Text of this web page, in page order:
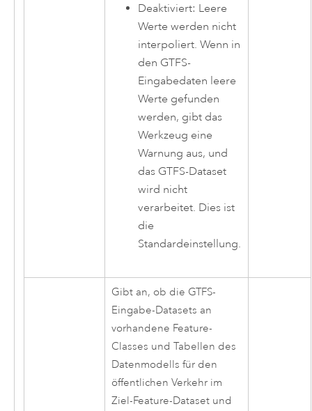
Deaktiviert: Leere
Werte werden nicht
interpoliert. Wenn in
den GTFS-
Eingabedaten leere
Werte gefunden
werden, gibt das
Werkzeug eine
Warnung aus, und
das GTFS-Dataset
wird nicht
verarbeitet. Dies ist
die
Standardeinstellung.
Gibt an, ob die GTFS-
Eingabe-Datasets an
vorhandene Feature-
Classes und Tabellen des
Datenmodells für den
öffentlichen Verkehr im
Ziel-Feature-Dataset und